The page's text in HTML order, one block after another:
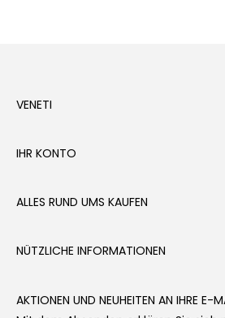
VENETI
IHR KONTO
ALLES RUND UMS KAUFEN
NÜTZLICHE INFORMATIONEN
AKTIONEN UND NEUHEITEN AN IHRE E-